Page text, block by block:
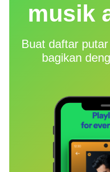
musik
Buat daftar
bagikan